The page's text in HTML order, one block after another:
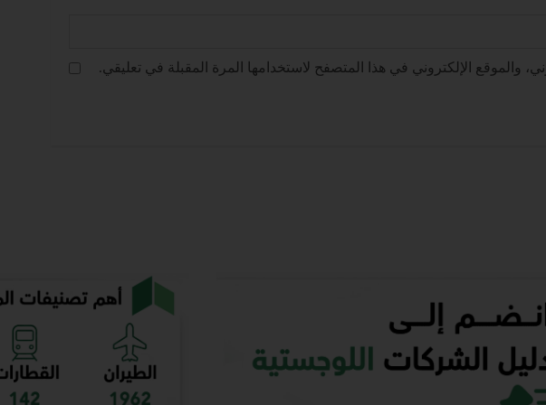
والموقع الإلكتروني في هذا المتصفح لاستخدامها المرة المقبلة في تعليقي.